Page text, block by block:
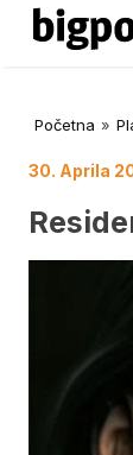
Početna »
30. Aprila